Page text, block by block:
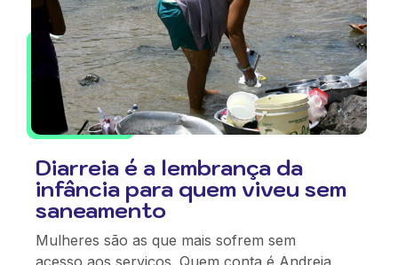
Diarreia é a lembrança da
infância para quem viveu sem
saneamento
Mulheres são as que mais sofrem sem